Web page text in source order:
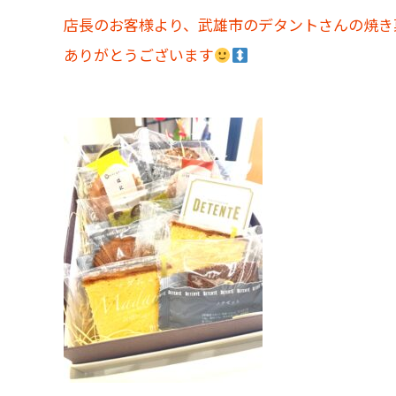
店長のお客様より、武雄市のデタントさんの焼
ありがとうございます